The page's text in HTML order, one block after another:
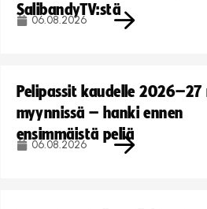
SalibandyTV:stä
06.08.2026
Pelipassit kaudelle
myynnissä – hanki ennen
ensimmäistä peliä
06.08.2026